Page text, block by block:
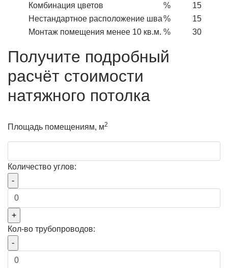
Комбинация цветов
%
15
Нестандартное расположение шва%
15
Монтаж помещения менее 10 кв.м. % 30
Получите подробный
расчёт стоимости
натяжного потолка
Площадь помещениям, м2
Количество углов:
Кол-во трубопроводов: